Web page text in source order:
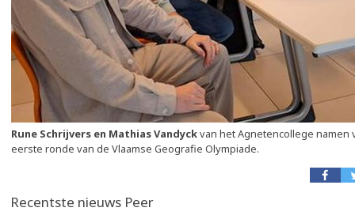
Rune Schrijvers en Mathias Vandyckvan het Agnetencollege namen
eerste ronde van de Vlaamse Geografie Olympiade.
Recentste nieuws Peer